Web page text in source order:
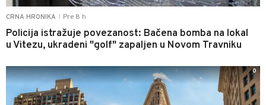
CRNA HRONIKA Pre 8 h
Policija istražuje povezanost: Bačena bomba na lokal
u Vitezu, ukradeni "golf" zapaljen u Novom Travniku
0